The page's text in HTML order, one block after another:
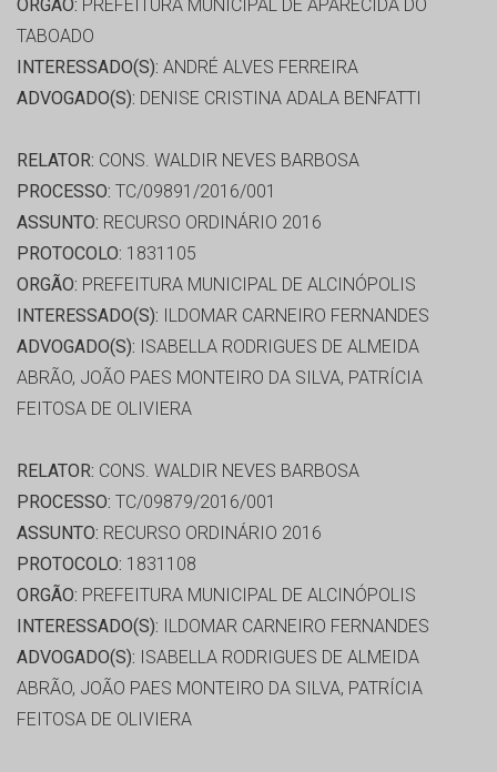
ORGÃO: PREFEITURA MUNICIPAL DE APARECIDA DO
TABOADO
INTERESSADO(S): ANDRÉ ALVES FERREIRA
ADVOGADO(S): DENISE CRISTINA ADALA BENFATTI
RELATOR: CONS. WALDIR NEVES BARBOSA
PROCESSO: TC/09891/2016/001
ASSUNTO: RECURSO ORDINÁRIO 2016
PROTOCOLO: 1831105
ORGÃO: PREFEITURA MUNICIPAL DE ALCINÓPOLIS
INTERESSADO(S): ILDOMAR CARNEIRO FERNANDES
ADVOGADO(S): ISABELLA RODRIGUES DE ALMEIDA
ABRÃO, JOÃO PAES MONTEIRO DA SILVA, PATRÍCIA
FEITOSA DE OLIVIERA
RELATOR: CONS. WALDIR NEVES BARBOSA
PROCESSO: TC/09879/2016/001
ASSUNTO: RECURSO ORDINÁRIO 2016
PROTOCOLO: 1831108
ORGÃO: PREFEITURA MUNICIPAL DE ALCINÓPOLIS
INTERESSADO(S): ILDOMAR CARNEIRO FERNANDES
ADVOGADO(S): ISABELLA RODRIGUES DE ALMEIDA
ABRÃO, JOÃO PAES MONTEIRO DA SILVA, PATRÍCIA
FEITOSA DE OLIVIERA